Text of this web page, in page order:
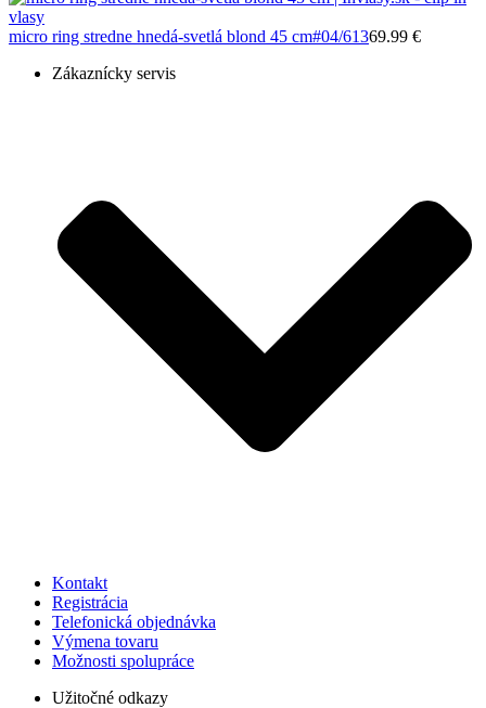
micro ring stredne hnedá-svetlá blond 45 cm#04/61369.99 €
Zákaznícky servis
Kontakt
Registrácia
Telefonická objednávka
Výmena tovaru
Možnosti spolupráce
Užitočné odkazy